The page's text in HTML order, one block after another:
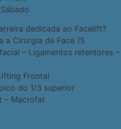
dedicada ao Facelift?
a Cirurgia de Face (5
– Ligamentos retentores –
Frontal
do 1/3 superior
– Macrofat